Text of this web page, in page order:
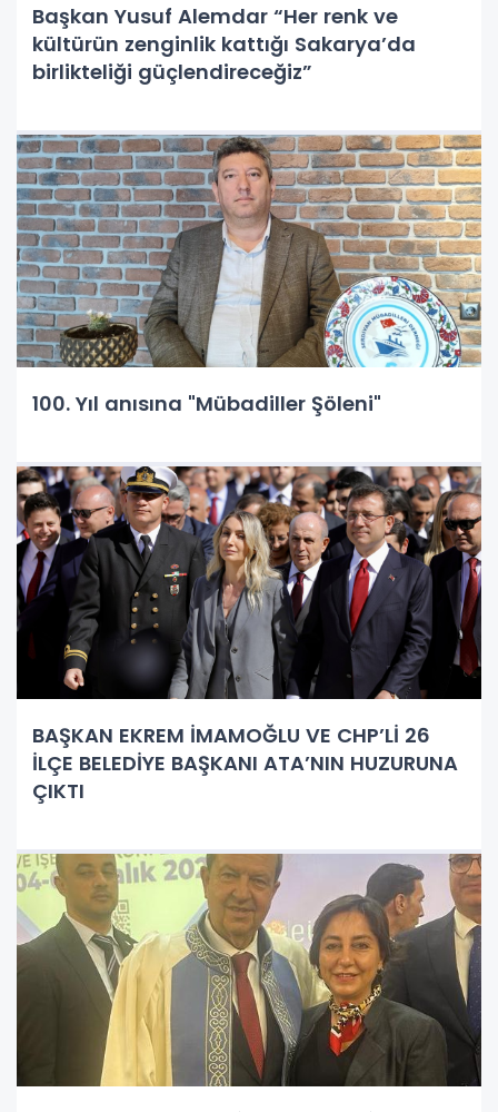
Başkan Yusuf Alemdar “Her renk ve
kültürün zenginlik kattığı Sakarya’da
birlikteliği güçlendireceğiz”
100. Yıl anısına "Mübadiller Şöleni"
BAŞKAN EKREM İMAMOĞLU VE CHP’Lİ 26
İLÇE BELEDİYE BAŞKANI ATA’NIN HUZURUNA
ÇIKTI